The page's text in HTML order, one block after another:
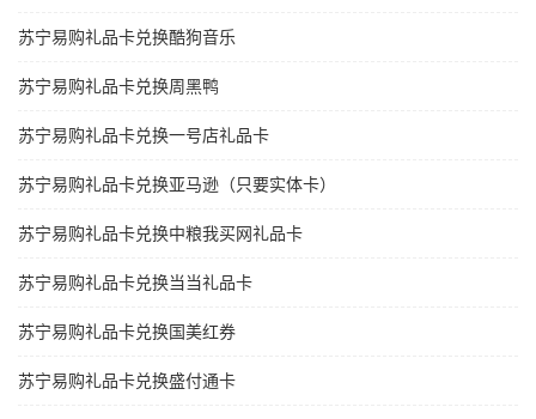
苏宁易购礼品卡兑换酷狗音乐
苏宁易购礼品卡兑换周黑鸭
苏宁易购礼品卡兑换一号店礼品卡
苏宁易购礼品卡兑换亚马逊（只要实体卡）
苏宁易购礼品卡兑换中粮我买网礼品卡
苏宁易购礼品卡兑换当当礼品卡
苏宁易购礼品卡兑换国美红券
苏宁易购礼品卡兑换盛付通卡